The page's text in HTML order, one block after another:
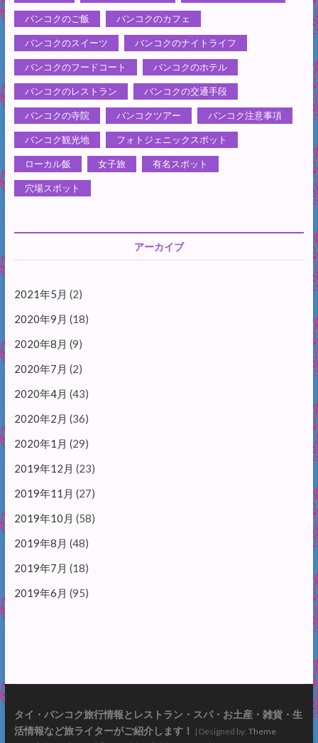
バンコクのご飯 バンコクのカフェ
バンコクのスイーツ バンコクのナイトライフ
バンコクのフードコート バンコクのホテル
バンコクのレストラン バンコクの交通手段
バンコクの寺院 バンコクツアー バンコク注意事項
バンコク観光地 フォトジェニックスポット
ローカル飯 女子旅 有名スポット
穴場スポット
アーカイブ
2021年5月 (2)
2020年9月 (18)
2020年8月 (9)
2020年7月 (2)
2020年4月 (43)
2020年2月 (36)
2020年1月 (29)
2019年12月 (23)
2019年11月 (27)
2019年10月 (58)
2019年8月 (48)
2019年7月 (18)
2019年6月 (95)
タイ・バンコク旅行情報とレストラン・スパ・お土産・雑貨・生
活情報など旅ライターがご紹介します！ | Designed by: Theme